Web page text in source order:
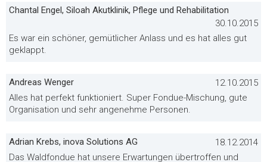
Chantal Engel, Siloah Akutklinik, Pflege und Rehabilitation
30.10.2015
Es war ein schöner, gemütlicher Anlass und es hat alles gut
geklappt.
Andreas Wenger
12.10.2015
Alles hat perfekt funktioniert. Super Fondue-Mischung, gute
Organisation und sehr angenehme Personen.
Adrian Krebs, inova Solutions AG
18.12.2014
Das Waldfondue hat unsere Erwartungen übertroffen und